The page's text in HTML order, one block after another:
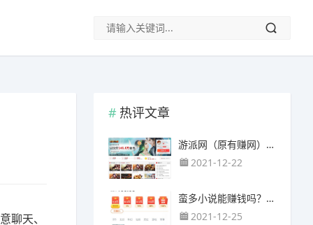
聊天、
热评文章
游派网（原有赚网），主要以试玩游戏赚钱为主
2021-12-22
蛮多小说能赚钱吗？送的100元能提现靠谱吗？
2021-12-25